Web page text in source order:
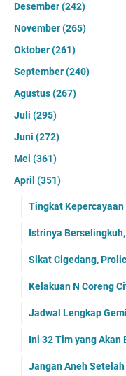
Desember(242)
November(265)
Oktober(261)
September(240)
Agustus(267)
Juli (295)
Juni (272)
Mei (361)
April (351)
Tingkat
Istrinya
Sikat Cigedang,
Kelakuan N Coreng
Jadwal Lengkap
Ini 32 Tim yang Akan
Jangan Aneh